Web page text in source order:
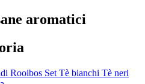
aromatici
Rooibos Set Tè bianchi Tè neri